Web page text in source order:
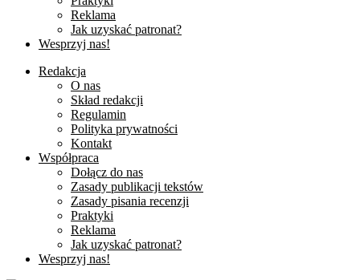
Reklama
Jak uzyskać patronat?
Wesprzyj nas!
Redakcja
O nas
Skład redakcji
Regulamin
Polityka prywatności
Kontakt
Współpraca
Dołącz do nas
Zasady publikacji tekstów
Zasady pisania recenzji
Praktyki
Reklama
Jak uzyskać patronat?
Wesprzyj nas!